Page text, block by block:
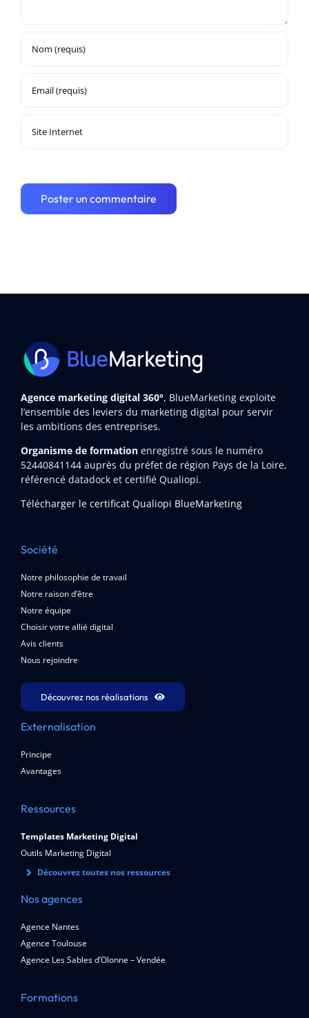
Agence marketing digital 360°, BlueMarketing exploite
l’ensemble des leviers du marketing digital pour servir
les ambitions des entreprises.
Organisme de formation enregistré sous le numéro
52440841144auprès du préfet de région Pays de la Loire,
référencé datadock et certifié Qualiopi.
Télécharger le certificat Qualiopi BlueMarketing
Société
Notre philosophie de travail
Notre raison d’être
Notre équipe
Choisir votre allié digital
Avis clients
Nous rejoindre
Découvrez nos réalisations
Externalisation
Principe
Avantages
Ressources
Templates Marketing Digital
Outils Marketing Digital
Découvrez toutes nos ressources
Nos agences
Agence Nantes
Agence Toulouse
Agence Les Sables d’Olonne – Vendée
Formations